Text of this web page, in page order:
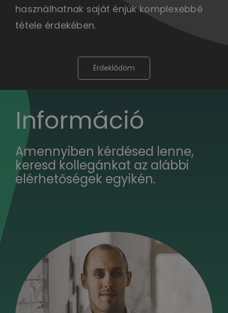
használhatnak saját énjük komplexebbé
tétele érdekében.
Érdeklődöm
Információ
Amennyiben kérdésed lenne,
keresd kollegánkat az alábbi
elérhetőségek egyikén.